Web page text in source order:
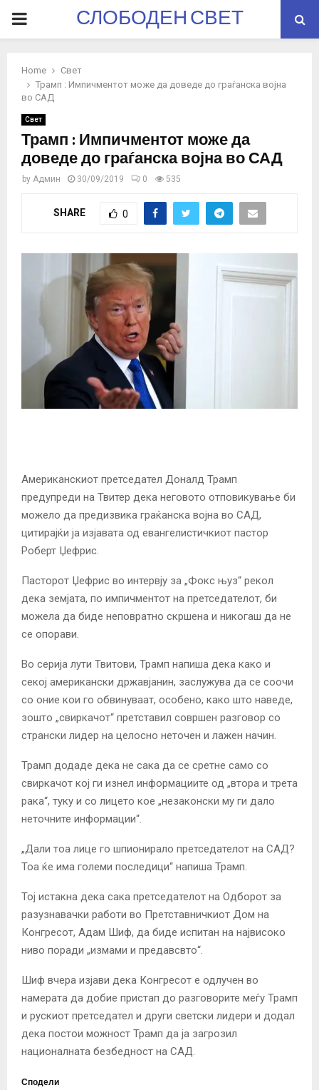
PRIMARYСЛОБОДЕН СВЕТ
Home
Свет
Трамп : Импичментот може да доведе до граѓанска војна
во САД
Свет
Трамп : Импичментот може да
доведе до граѓанска војна во САД
by Админ 30/09/2019 0 535
SHARE 0
Американскиот претседател Доналд Трамп
предупреди на Твитер дека неговото отповикување би
можело да предизвика граќанска војна во САД,
цитирајќи ја изјавата од евангелистичкиот пастор
Роберт Џефрис.
Пасторот Џефрис во интервју за „Фокс њуз“ рекол
дека земјата, по импичментот на претседателот, би
можела да биде неповратно скршена и никогаш да не
се опорави.
Во серија лути Твитови, Трамп напиша дека како и
секој американски државјанин, заслужува да се соочи
со оние кои го обвинуваат, особено, како што наведе,
зошто „свиркачот“ претставил совршен разговор со
странски лидер на целосно неточен и лажен начин.
Трамп додаде дека не сака да се сретне само со
свиркачот кој ги изнел информациите од „втора и трета
рака“, туку и со лицето кое „незаконски му ги дало
неточните информации“.
„Дали тоа лице го шпионирало претседателот на САД?
Тоа ќе има големи последици“ напиша Трамп.
Тој истакна дека сака претседателот на Одборот за
разузнавачки работи во Претставничкиот Дом на
Конгресот, Адам Шиф, да биде испитан на највисоко
ниво поради „измами и предавсвто“.
Шиф вчера изјави дека Конгресот е одлучен во
намерата да добие пристап до разговорите меѓу Трамп
и рускиот претседател и други светски лидери и додал
дека постои можност Трамп да ја загрозил
националната безбедност на САД.
Сподели